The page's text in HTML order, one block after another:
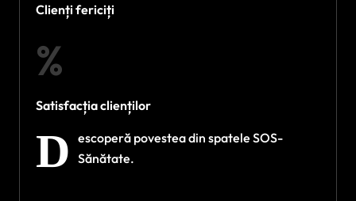
Clienți fericiți
%
Satisfacția clienților
D escoperă povestea din spatele SOS-
Sănătate.